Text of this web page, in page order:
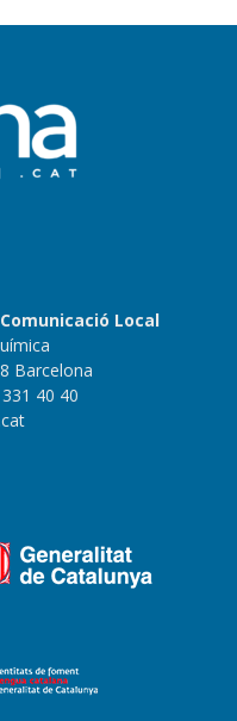
Local
Barcelona
40 40